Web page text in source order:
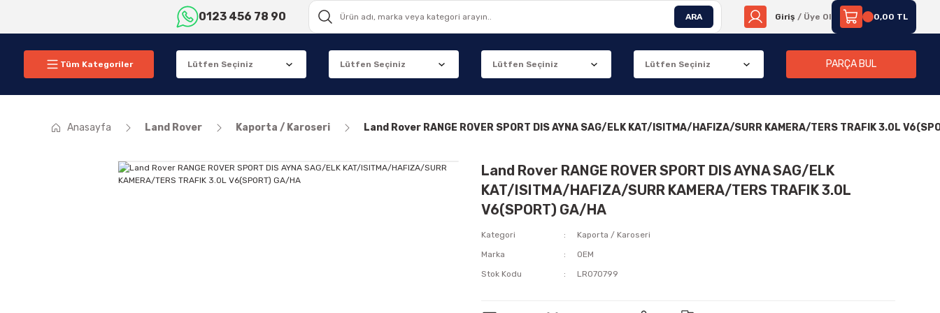
0123 456 78 90 ARA Giriş / Üye Ol 0,00 TL
Tüm Kategoriler PARÇA BUL
Anasayfa Land Rover Kaporta / Karoseri Land Rover RANGE ROVER SPORT DIS AYNA SAG/ELK KAT/ISITMA/HAFIZA/SURR KAMERA/TERS TRAFIK 3.0L
Land Rover RANGE ROVER SPORT DIS AYNA SAG/ELK
KAT/ISITMA/HAFIZA/SURR KAMERA/TERS TRAFIK 3.0L
V6(SPORT) GA/HA
Kategori
Kaporta / Karoseri
Marka
OEM
Stok Kodu
LR070799